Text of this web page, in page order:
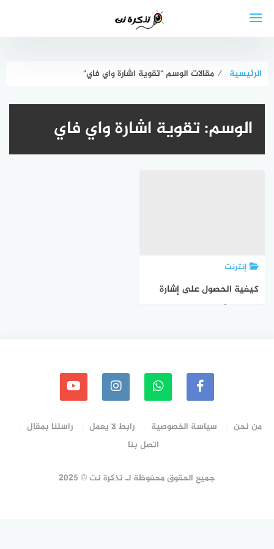
الرئيسية ⁄ مقالات الوسم "تقوية اشارة واي فاي"
الوسم:تقوية اشارة واي فاي
إنترنت
كيفية الحصول على إشارة
من نحن سياسة الخصوصية رابط لا يعمل
راسلنا بمقال
اتصل بنا
جميع الحقوق محفوظة لـ تذكرة نت © 2025